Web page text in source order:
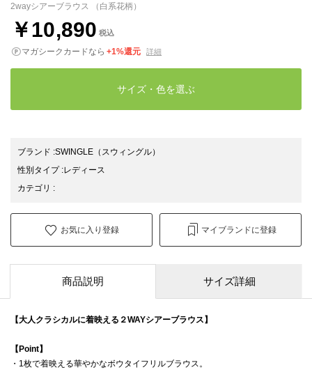
2wayシアーブラウス （白系花柄）
￥10,890 税込
マガシークカードなら +1%還元 詳細
サイズ・色を選ぶ
ブランド :SWINGLE （スウィングル）
性別タイプ:レディース
カテゴリ :
お気に入り登録 マイブランドに登録
商品説明 サイズ詳細
【大人クラシカルに着映える２WAYシアーブラウス】
【Point】
・1枚で着映える華やかなボウタイフリルブラウス。